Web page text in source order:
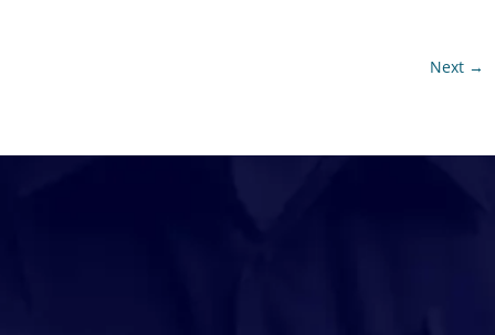
Next →